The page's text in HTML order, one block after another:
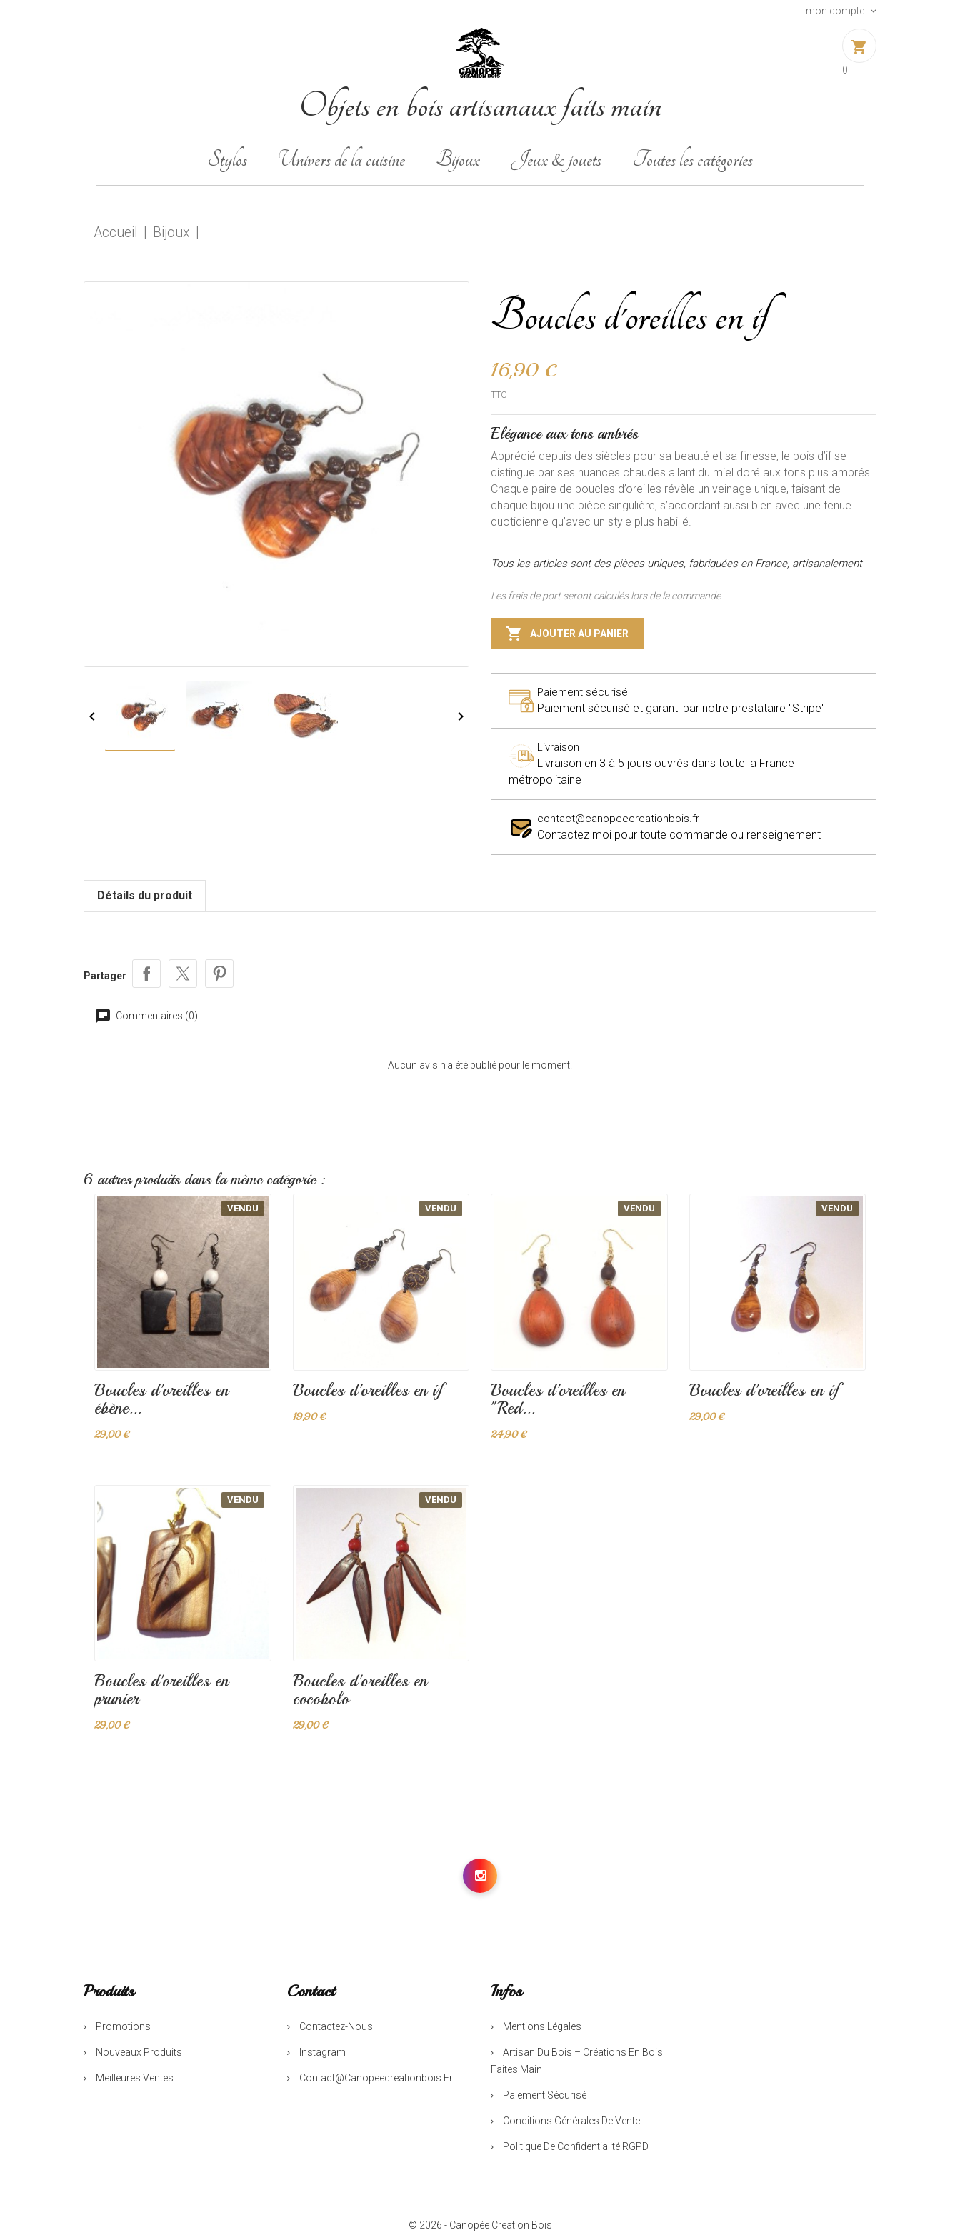
mon compte
shopping_cart
0
Objets en bois artisanaux faits main
Stylos Univers de la cuisine Bijoux Jeux & jouets Toutes les catégories
Accueil Bijoux
 
Boucles d'oreilles en if
16,90 €
TTC
Elégance aux tons ambrés
Apprécié depuis des siècles pour sa beauté et sa finesse, le bois d’if se
distingue par ses nuances chaudes allant du miel doré aux tons plus ambrés.
Chaque paire de boucles d’oreilles révèle un veinage unique, faisant de
chaque bijou une pièce singulière, s’accordant aussi bien avec une tenue
quotidienne qu’avec un style plus habillé.
Tous les articles sont des pièces uniques, fabriquées en France, artisanalement
Les frais de port seront calculés lors de la commande
 AJOUTER AU PANIER
Paiement sécurisé
Paiement sécurisé et garanti par notre prestataire "Stripe"
Livraison
Livraison en 3 à 5 jours ouvrés dans toute la France
métropolitaine
contact@canopeecreationbois.fr
Contactez moi pour toute commande ou renseignement
Détails du produit
Partager
Commentaires (0)
Aucun avis n'a été publié pour le moment.
6 autres produits dans la même catégorie :
Boucles d'oreilles en
ébène...
29,00 €
VENDU
Boucles d'oreilles en if
19,90 €
VENDU
Boucles d'oreilles en
"Red...
24,90 €
VENDU
Boucles d'oreilles en if
29,00 €
VENDU
Boucles d'oreilles en
prunier
29,00 €
VENDU
Boucles d'oreilles en
cocobolo
29,00 €
VENDU
Produits
Promotions
Nouveaux Produits
Meilleures Ventes
Contact
Contactez-Nous
Instagram
Contact@canopeecreationbois.fr
Infos
Mentions Légales
Artisan Du Bois – Créations En Bois
Faites Main
Paiement Sécurisé
Conditions Générales De Vente
Politique De Confidentialité RGPD
© 2026 - Canopée Creation Bois